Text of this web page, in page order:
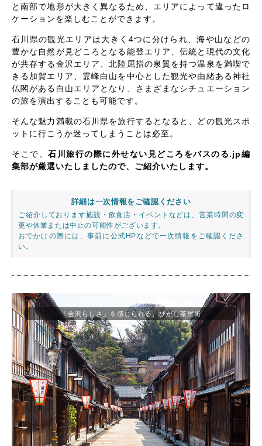
と南部で地形が大きく異なるため、エリアによって違ったロ
ケーションを楽しむことができます。
石川県の観光エリアは大きく4つに分けられ、海や山などの
豊かな自然が見どころとなる能登エリア、伝統と現代の文化
が共存する金沢エリア、北陸屈指の泉質を持つ温泉を満喫で
きる加賀エリア、霊峰白山を中心とした観光や由緒ある神社
仏閣がある白山エリアとなり、さまざまなシチュエーション
の旅を演出することも可能です。
そんな魅力満載の石川県を旅行するとなると、どの観光スポ
ットに行こうか迷ってしまうことは必至。
そこで、石川旅行の際に外せない見どころをバスのる.jp編
集部が厳選いたしましたので、ご紹介いたします。
詳細は一次情報をご確認ください
ご紹介しております施設・飲食店・イベントなどは、営業時間の変
更や休業または中止の可能性がございます。
おでかけの際には、事前に公式HPなどで一次情報をご確認くださ
い。
「金沢らしさ」を感じられる、ひがし茶屋街